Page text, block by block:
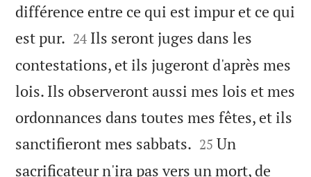
différence entre ce qui est impur et ce qui
est pur. 

24 Ils seront juges dans les
contestations, et ils jugeront d'après mes
lois. Ils observeront aussi mes lois et mes
ordonnances dans toutes mes fêtes, et ils
sanctifieront mes sabbats. 

25 Un
sacrificateur n'ira pas vers un mort, de